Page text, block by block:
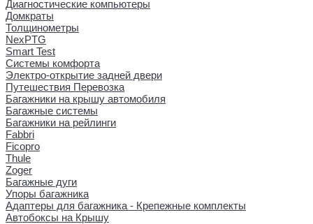
Диагностические компьютеры
Домкраты
Толщинометры
NexPTG
Smart Test
Системы комфорта
Электро-открытие задней двери
Путешествия Перевозка
Багажники на крышу автомобиля
Багажные системы
Багажники на рейлинги
Fabbri
Ficopro
Thule
Zoger
Багажные дуги
Упоры багажника
Адаптеры для багажника - Крепежные комплекты
Автобоксы на Крышу